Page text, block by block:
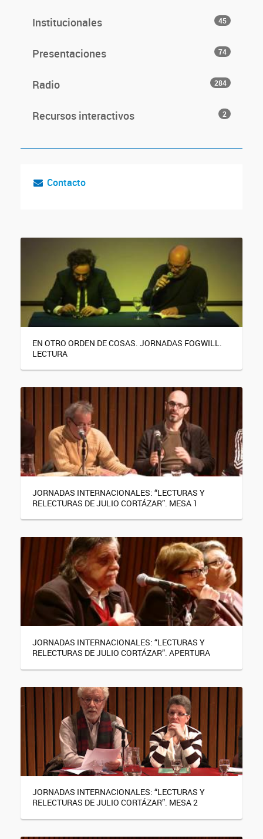
Institucionales 45
Presentaciones 74
Radio 284
Recursos interactivos 2
Contacto
EN OTRO ORDEN DE COSAS. JORNADAS FOGWILL.
LECTURA
JORNADAS INTERNACIONALES: “LECTURAS Y
RELECTURAS DE JULIO CORTÁZAR”. MESA 1
JORNADAS INTERNACIONALES: “LECTURAS Y
RELECTURAS DE JULIO CORTÁZAR”. APERTURA
JORNADAS INTERNACIONALES: “LECTURAS Y
RELECTURAS DE JULIO CORTÁZAR”. MESA 2